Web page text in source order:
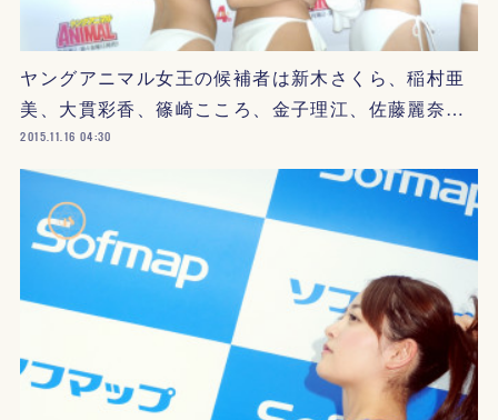
ヤングアニマル女王の候補者は新木さくら、稲村亜
美、大貫彩香、篠崎こころ、金子理江、佐藤麗奈…
2015.11.16 04:30